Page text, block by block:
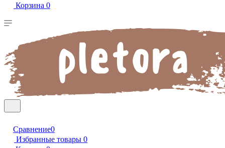
Корзина 0
Сравнение0
Избранные товары 0